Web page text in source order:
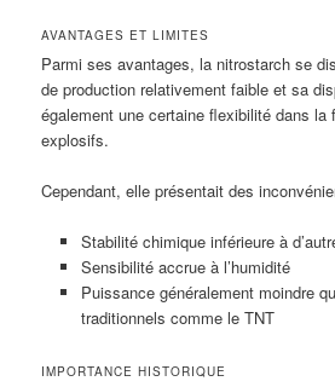
AVANTAGES ET LIMITES
Parmi ses avantages, la nitrostarch se
de production relativement faible et sa
également une certaine flexibilité dans la
explosifs.
Cependant, elle présentait des
Stabilité chimique inférieure à
Sensibilité accrue à l’humidité
Puissance généralement moindre
traditionnels comme le TNT
IMPORTANCE HISTORIQUE